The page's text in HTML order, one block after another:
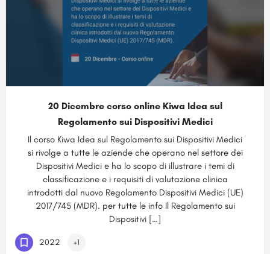
20 Dicembre corso online Kiwa Idea sul
Regolamento sui Dispositivi Medici
Il corso Kiwa Idea sul Regolamento sui Dispositivi Medici
si rivolge a tutte le aziende che operano nel settore dei
Dispositivi Medici e ha lo scopo di illustrare i temi di
classificazione e i requisiti di valutazione clinica
introdotti dal nuovo Regolamento Dispositivi Medici (UE)
2017/745 (MDR). per tutte le info Il Regolamento sui
Dispositivi […]
2022 +1